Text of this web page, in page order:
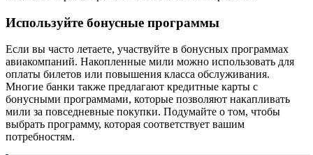
Используйте бонусные программы
Если вы часто летаете, участвуйте в бонусных программах
авиакомпаний. Накопленные мили можно использовать для
оплаты билетов или повышения класса обслуживания.
Многие банки также предлагают кредитные карты с
бонусными программами, которые позволяют накапливать
мили за повседневные покупки. Подумайте о том, чтобы
выбрать программу, которая соответствует вашим
потребностям.